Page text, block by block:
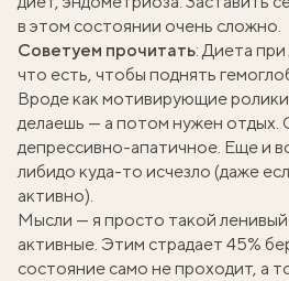
в этом состоянии очень сложно.
Советуем прочитать:Диета
что есть, чтобы поднять
Вроде как мотивирующие
делаешь — а потом нужен отдых.
депрессивно-апатичное. Еще и
либидо куда-то исчезло (даже
активно).
Мысли — я просто такой ленивый
активные. Этим страдает 45%
состояние само не проходит, а